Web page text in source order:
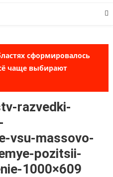
сформировалось
чаще выбирают
razvedki-
vsu-massovo-
pozitsii-
1000×609